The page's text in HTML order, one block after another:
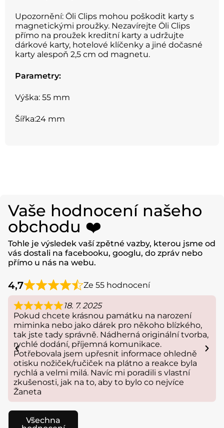
Upozornění: Öli Clips mohou poškodit karty s
magnetickými proužky. Nezavírejte Öli Clips
přímo na proužek kreditní karty a udržujte
dárkové karty, hotelové klíčenky a jiné dočasné
karty alespoň 2,5 cm od magnetu.
Parametry:
Výška: 55 mm
Šířka:24 mm
Vaše hodnocení našeho
obchodu ❤️
Tohle je výsledek vaší zpětné vazby, kterou jsme od
vás dostali na facebooku, googlu, do zpráv nebo
přímo u nás na webu.
4,7 Ze 55 hodnocení
18. 7. 2025
Pokud chcete krásnou památku na narození
miminka nebo jako dárek pro někoho blízkého,
tak jste tady správně. Nádherná originální tvorba,
rychlé dodání, příjemná komunikace.
Potřebovala jsem upřesnit informace ohledně
otisku nožiček/ručiček na plátno a reakce byla
rychlá a velmi milá. Navíc mi poradili s vlastní
zkušenosti, jak na to, aby to bylo co nejvíce
Žaneta
Všechna